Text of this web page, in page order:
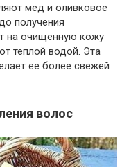
мед и оливковое
получения
на очищенную кожу
теплой водой. Эта
ее более свежей
волос